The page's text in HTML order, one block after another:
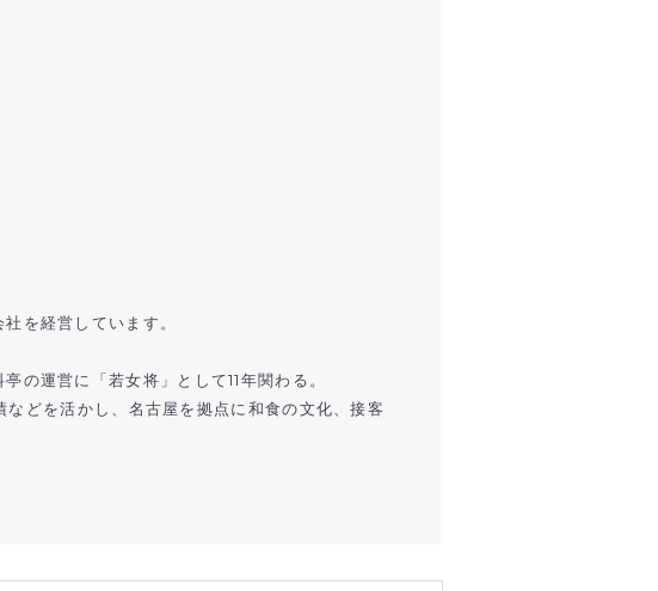
を経営しています。
の運営に「若女将」として11年関わる。
どを活かし、名古屋を拠点に和食の文化、接客